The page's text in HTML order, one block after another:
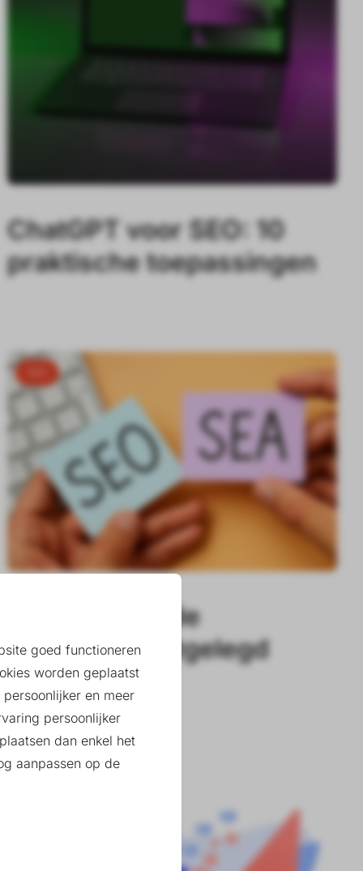
ChatGPT voor SEO: 10
praktische toepassingen
SEO vs SEA: de
verschillen uitgelegd
Daantje
08-07-2025
goed functioneren
worden geplaatst
en meer
persoonlijker
dan enkel het
aanpassen op de